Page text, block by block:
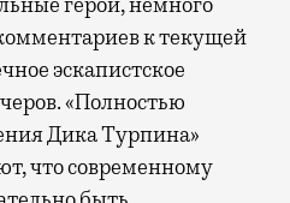
к текущей
эскапистское
«Полностью
Дика Турпина»
что современному